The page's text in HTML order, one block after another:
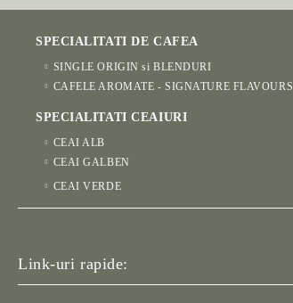
SPECIALITATI DE CAFEA
SINGLE ORIGIN si BLENDURI
CAFELE AROMATE - SIGNATURE FLAVOURS
SPECIALITATI CEAIURI
CEAI ALB
CEAI GALBEN
CEAI VERDE
Link-uri rapide: